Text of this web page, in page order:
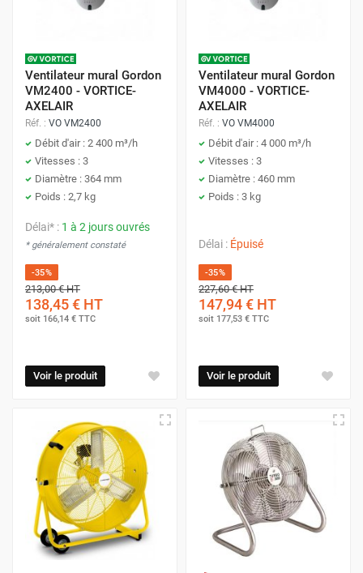
Ventilateur mural Gordon
VM2400 - VORTICE-
AXELAIR
Réf. : VO VM2400
Débit d'air : 2 400 m³/h
Vitesses : 3
Diamètre : 364 mm
Poids : 2,7 kg
Délai* : 1 à 2 jours ouvrés
* généralement constaté
-35%
213,00 €HT
138,45 € HT
soit 166,14 € TTC
Voir le produit
Ventilateur mural Gordon
VM4000 - VORTICE-
AXELAIR
Réf. : VO VM4000
Débit d'air : 4 000 m³/h
Vitesses : 3
Diamètre : 460 mm
Poids : 3 kg
Délai : Épuisé
-35%
227,60 €HT
147,94 € HT
soit 177,53 € TTC
Voir le produit